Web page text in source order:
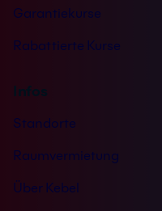
Garantiekurse
Rabattierte Kurse
Infos
Standorte
Raumvermietung
Über Kebel